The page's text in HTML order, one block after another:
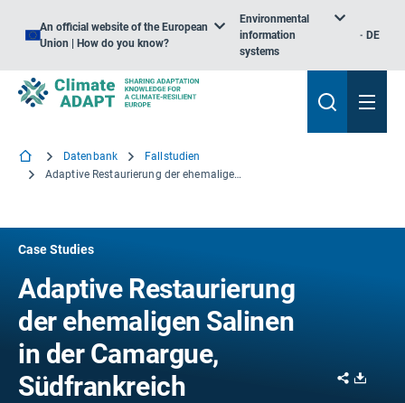
An official website of the European
Union | How do you know?
Environmental
information
systems
DE
Datenbank
Fallstudien
Adaptive Restaurierung der ehemaligen Salinen in der Camargue, Südfrankreich
Case Studies
Adaptive Restaurierung
der ehemaligen Salinen
in der Camargue,
Südfrankreich
Share